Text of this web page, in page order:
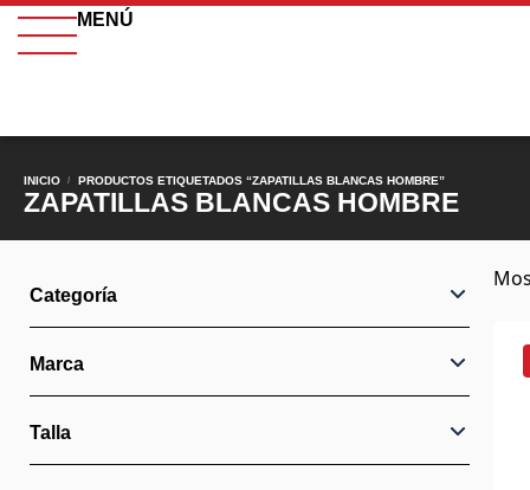
MENÚ
INICIO / PRODUCTOS ETIQUETADOS “ZAPATILLAS BLANCAS HOMBRE”
ZAPATILLAS BLANCAS HOMBRE
Categoría
Marca
Talla